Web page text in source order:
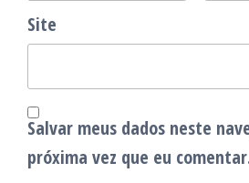
Site
Salvar meus dados neste
próxima vez que eu